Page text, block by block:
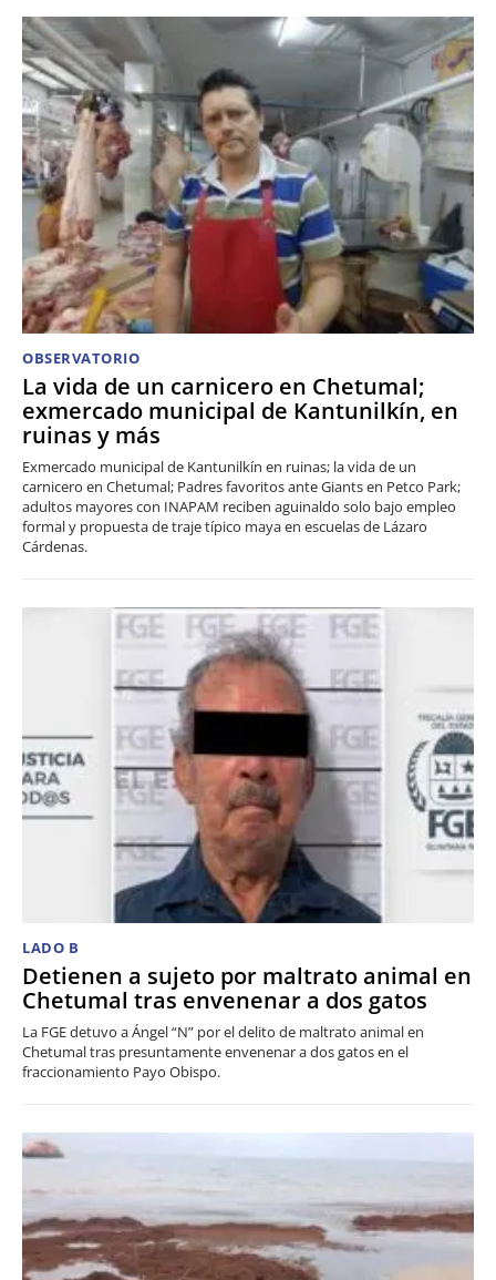
OBSERVATORIO
La vida de un carnicero en Chetumal;
exmercado municipal de Kantunilkín, en
ruinas y más
Exmercado municipal de Kantunilkín en ruinas; la vida de un
carnicero en Chetumal; Padres favoritos ante Giants en Petco Park;
adultos mayores con INAPAM reciben aguinaldo solo bajo empleo
formal y propuesta de traje típico maya en escuelas de Lázaro
Cárdenas.
LADO B
Detienen a sujeto por maltrato animal en
Chetumal tras envenenar a dos gatos
La FGE detuvo a Ángel “N” por el delito de maltrato animal en
Chetumal tras presuntamente envenenar a dos gatos en el
fraccionamiento Payo Obispo.